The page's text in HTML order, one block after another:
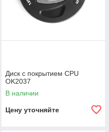
Диск с покрытием CPU
OK2037
В наличии
Цену уточняйте